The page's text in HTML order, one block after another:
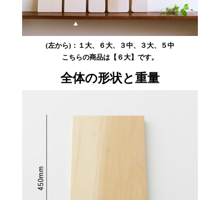
(左から)：１大、６大、３中、３大、５中
こちらの商品は【６大】です。
全体の形状と重量